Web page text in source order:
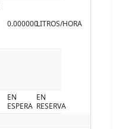
0.000000LITROS/HORA
EN
ESPERA
EN
RESERVA